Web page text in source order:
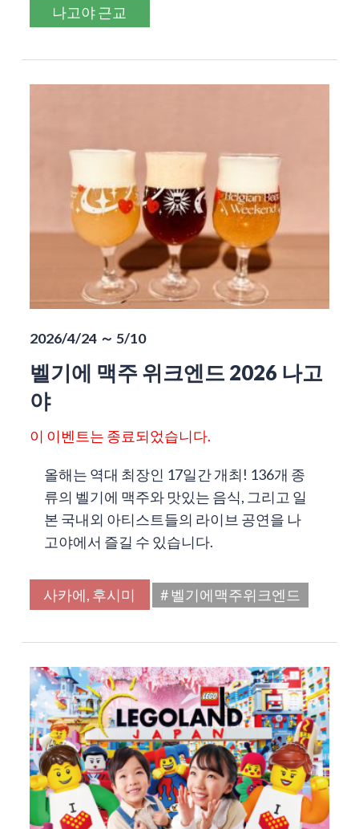
나고야 근교
2026/4/24 ～ 5/10
벨기에 맥주 위크엔드 2026 나고
야
이 이벤트는 종료되었습니다.
올해는 역대 최장인 17일간 개최! 136개 종
류의 벨기에 맥주와 맛있는 음식, 그리고 일
본 국내외 아티스트들의 라이브 공연을 나
고야에서 즐길 수 있습니다.
사카에, 후시미 # 벨기에맥주위크엔드